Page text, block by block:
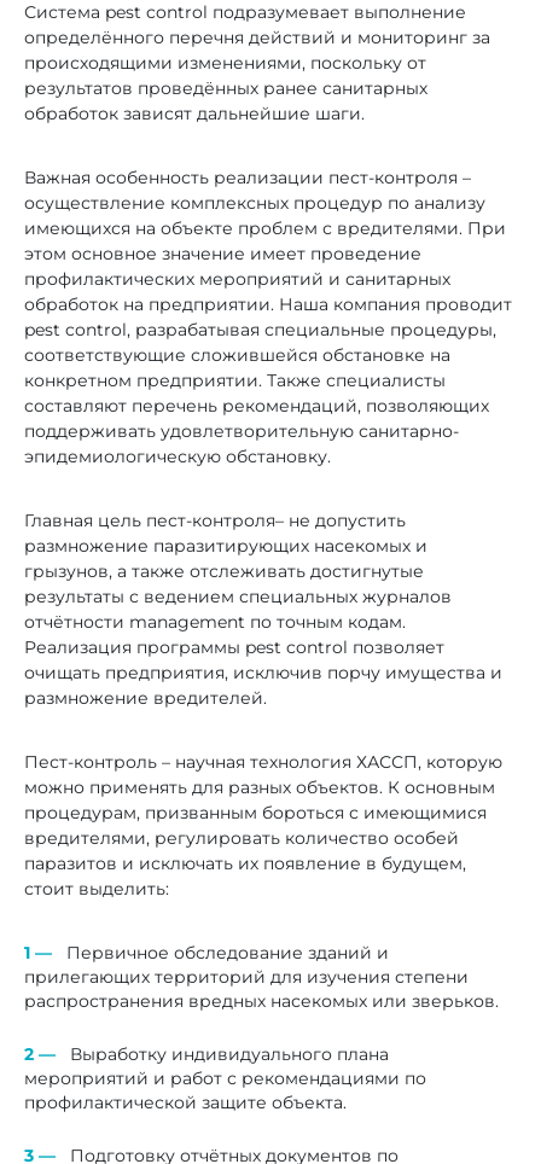
что способствует запуску
поведенческих реакций
самосохранения и приводит
к бегству животных
и её дальнейшему избеганию
При длительном воздействии
нарушается жизнедеятельность
отдельных систем организма
грызунов, что ведёт к резкому
сокращению популяции
грызунов на прилегающей
территории
на организм человека ввиду
нечувствительности органов
восприятия человека к частотам
выше 20 кГц
Не вызывает помех и сбоев
телеприёмников, датчиков
противодымных
и противопожарных
сигнализаций
Соответствует требованиям
2006 и исполнению
УХЛ 3.1 по ГОСТ 15150–69
Продолжительность работы
не ограничена
Система pest control подразумевает выполнение
определённого перечня действий и мониторинг за
происходящими изменениями, поскольку от
результатов проведённых ранее санитарных
обработок зависят дальнейшие шаги.
Важная особенность реализации пест-контроля –
осуществление комплексных процедур по анализу
имеющихся на объекте проблем с вредителями. При
этом основное значение имеет проведение
профилактических мероприятий и санитарных
обработок на предприятии. Наша компания проводит
pest control, разрабатывая специальные процедуры,
соответствующие сложившейся обстановке на
конкретном предприятии. Также специалисты
составляют перечень рекомендаций, позволяющих
поддерживать удовлетворительную санитарно-
эпидемиологическую обстановку.
Главная цель пест-контроля– не допустить
размножение паразитирующих насекомых и
грызунов, а также отслеживать достигнутые
результаты с ведением специальных журналов
отчётности management по точным кодам.
Реализация программы pest control позволяет
очищать предприятия, исключив порчу имущества и
размножение вредителей.
Пест-контроль – научная технология ХАССП, которую
можно применять для разных объектов. К основным
процедурам, призванным бороться с имеющимися
вредителями, регулировать количество особей
паразитов и исключать их появление в будущем,
стоит выделить:
Первичное обследование зданий и
прилегающих территорий для изучения степени
распространения вредных насекомых или зверьков.
Выработку индивидуального плана
мероприятий и работ с рекомендациями по
профилактической защите объекта.
Подготовку отчётных документов по